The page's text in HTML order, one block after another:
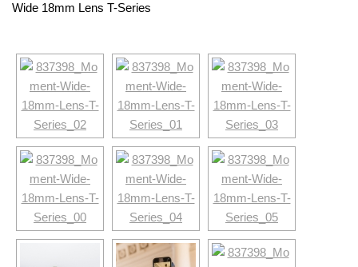
Wide 18mm Lens T-Series